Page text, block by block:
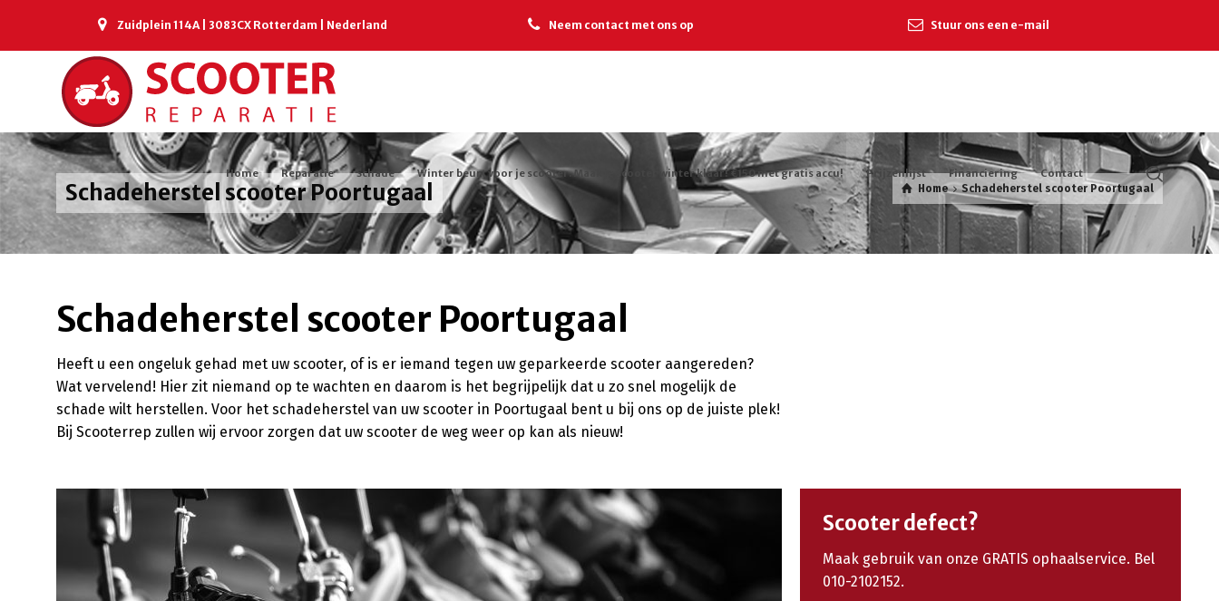
Zuidplein 114A | 3083CX Rotterdam | Nederland Neem contact met ons op Stuur ons een e-mail
Home Reparatie Schade Winter beurt voor je scooter. Maak je scooter winter klaar! €150 met gratis accu! Prijzenlijst Financiering Contact
Schadeherstel scooter Poortugaal Home Schadeherstel scooter Poortugaal
Schadeherstel scooter Poortugaal
Heeft u een ongeluk gehad met uw scooter, of is er iemand tegen uw geparkeerde scooter aangereden?
Wat vervelend! Hier zit niemand op te wachten en daarom is het begrijpelijk dat u zo snel mogelijk de
schade wilt herstellen. Voor het schadeherstel van uw scooter in Poortugaal bent u bij ons op de juiste plek!
Bij Scooterrep zullen wij ervoor zorgen dat uw scooter de weg weer op kan als nieuw!
Scooter defect?
Maak gebruik van onze GRATIS ophaalservice. Bel
010-2102152.